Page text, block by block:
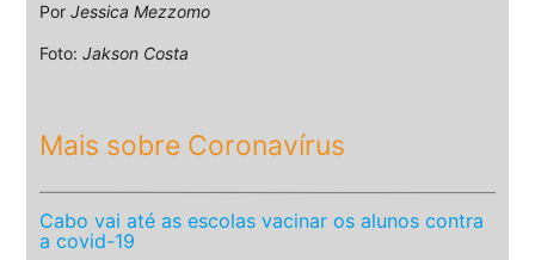
Por Jessica Mezzomo
Foto: Jakson Costa
Mais sobre Coronavírus
Cabo vai até as escolas vacinar os alunos contra
a covid-19